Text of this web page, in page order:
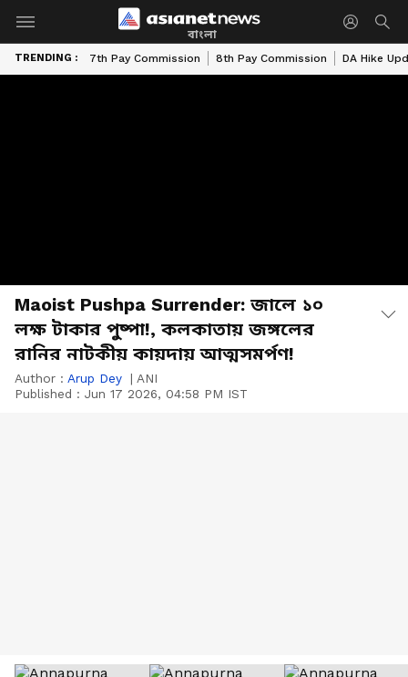
বাংলা
TRENDING : 7th Pay Commission 8th Pay Commission DA Hike
Maoist Pushpa Surrender: জালে ১০
লক্ষ টাকার পুষ্পা!, কলকাতায় জঙ্গলের
রানির নাটকীয় কায়দায় আত্মসমর্পণ!
Author : Arup Dey | ANI
Published : Jun 17 2026, 04:58 PM IST